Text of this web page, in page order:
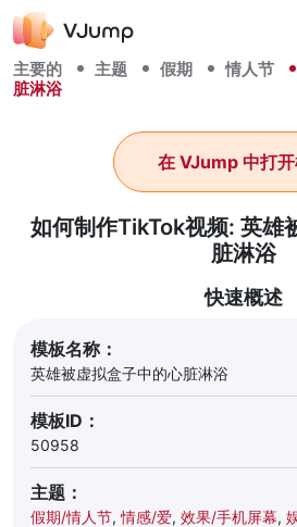
主要的 主题 假期 情人节
脏淋浴
如何制作TikTok视频: 英雄
脏淋浴
在 VJump 中打
快速概述
模板名称：
英雄被虚拟盒子中的心脏淋浴
模板ID：
50958
主题：
假期/情人节,情感/爱, 效果/手机屏幕,